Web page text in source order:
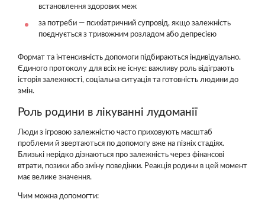
встановлення здорових меж
за потреби — психіатричний супровід, якщо залежність
поєднується з тривожним розладом або депресією
Формат та інтенсивність допомоги підбираються індивідуально.
Єдиного протоколу для всіх не існує: важливу роль відіграють
історія залежності, соціальна ситуація та готовність людини до
змін.
Роль родини в лікуванні лудоманії
Люди з ігровою залежністю часто приховують масштаб
проблеми й звертаються по допомогу вже на пізніх стадіях.
Близькі нерідко дізнаються про залежність через фінансові
втрати, позики або зміну поведінки. Реакція родини в цей момент
має велике значення.
Чим можна допомогти: